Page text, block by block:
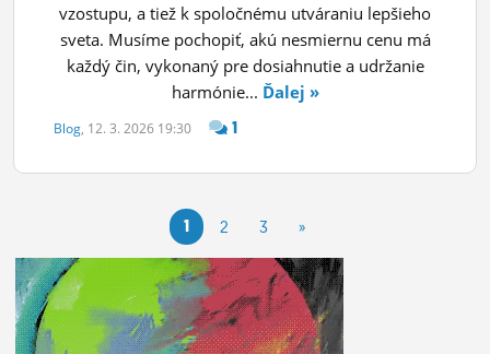
vzostupu, a tiež k spoločnému utváraniu lepšieho
sveta. Musíme pochopiť, akú nesmiernu cenu má
každý čin, vykonaný pre dosiahnutie a udržanie
harmónie... Ďalej »
Blog, 12. 3. 2026 19:30 1
1 2 3 »